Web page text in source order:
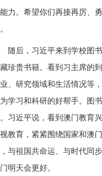
力。希望你们再接再厉、
随后，习近平来到学校图
珍贵书籍。看到习主席的
、研究领域和生活情况等
学习和科研的好帮手。图
习近平说，看到澳门教育
教育，紧紧围绕国家和澳
与祖国共命运、与时代同
明天会更好。